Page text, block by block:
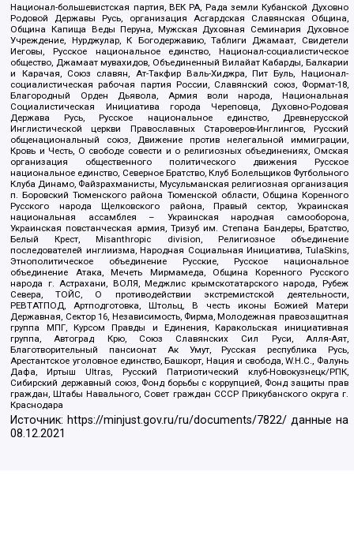
Национал-большевистская партия, ВЕК РА, Рада земли Кубанской Духовно
Родовой Державы Русь, организация Асгардская Славянская Община,
Община Капища Веды Перуна, Мужская Духовная Семинария Духовное
Учреждение, Нурджулар, К Богодержавию, Таблиги Джамаат, Свидетели
Иеговы, Русское национальное единство, Национал-социалистическое
общество, Джамаат мувахидов, Объединенный Вилайат Кабарды, Балкарии
и Карачая, Союз славян, Ат-Такфир Валь-Хиджра, Пит Буль, Национал-
социалистическая рабочая партия России, Славянский союз, Формат-18,
Благородный Орден Дьявола, Армия воли народа, Национальная
Социалистическая Инициатива города Череповца, Духовно-Родовая
Держава Русь, Русское национальное единство, Древнерусской
Инглистической церкви Православных Староверов-Инглингов, Русский
общенациональный союз, Движение против нелегальной иммиграции,
Кровь и Честь, О свободе совести и о религиозных объединениях, Омская
организация общественного политического движения Русское
национальное единство, Северное Братство, Клуб Болельщиков Футбольного
Клуба Динамо, Файзрахманисты, Мусульманская религиозная организация
п. Боровский Тюменского района Тюменской области, Община Коренного
Русского народа Щелковского района, Правый сектор, Украинская
национальная ассамблея – Украинская народная самооборона,
Украинская повстанческая армия, Тризуб им. Степана Бандеры, Братство,
Белый Крест, Misanthropic division, Религиозное объединение
последователей инглиизма, Народная Социальная Инициатива, TulaSkins,
Этнополитическое объединение Русские, Русское национальное
объединение Атака, Мечеть Мирмамеда, Община Коренного Русского
народа г. Астрахани, ВОЛЯ, Меджлис крымскотатарского народа, Рубеж
Севера, ТОЙС, О противодействии экстремистской деятельности,
РЕВТАТПОД, Артподготовка, Штольц, В честь иконы Божией Матери
Державная, Сектор 16, Независимость, Фирма, Молодежная правозащитная
группа МПГ, Курсом Правды и Единения, Каракольская инициативная
группа, Автоград Крю, Союз Славянских Сил Руси, Алля-Аят,
Благотворительный пансионат Ак Умут, Русская республика Русь,
Арестантское уголовное единство, Башкорт, Нация и свобода, W.H.С., Фалунь
Дафа, Иртыш Ultras, Русский Патриотический клуб-Новокузнецк/РПК,
Сибирский державный союз, Фонд борьбы с коррупцией, Фонд защиты прав
граждан, Штабы Навального, Совет граждан СССР Прикубанского округа г.
Краснодара
Источник: https://minjust.gov.ru/ru/documents/7822/ данные на
08.12.2021